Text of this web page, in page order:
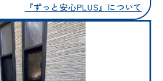
『ずっと安心PLUS』について